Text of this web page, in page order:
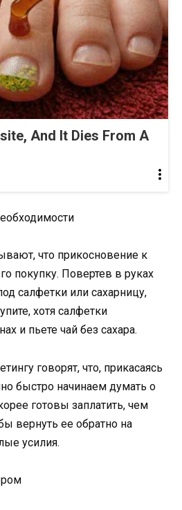
And It Dies From A
что прикосновение к
покупку. Повертев в руках
салфетки или сахарницу,
хотя салфетки
и пьете чай без сахара.
говорят, что, прикасаясь
быстро начинаем думать о
готовы заплатить, чем
вернуть ее обратно на
усилия.